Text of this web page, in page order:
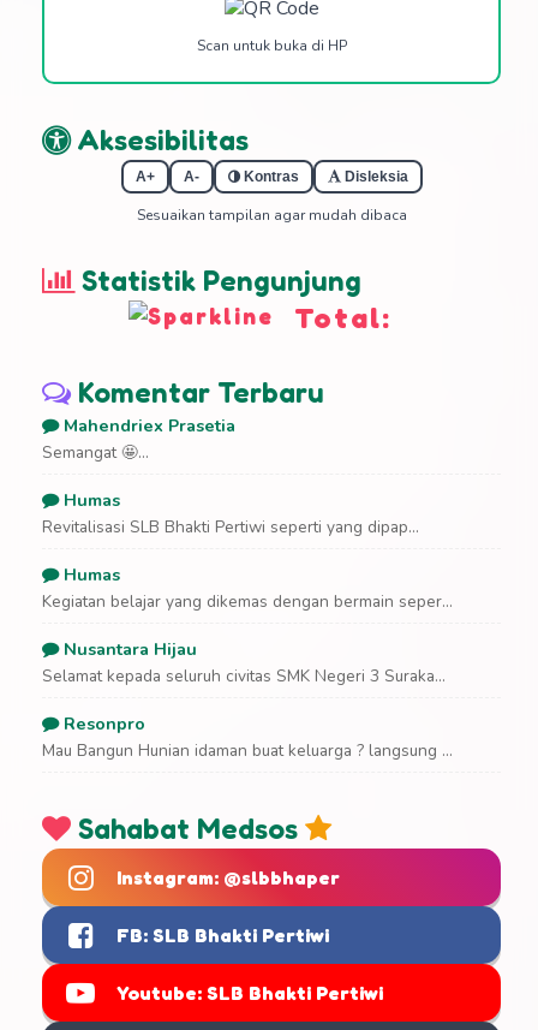
Scan untuk buka di HP
Aksesibilitas
A+ A- Kontras Disleksia
Sesuaikan tampilan agar mudah dibaca
Statistik Pengunjung
Total:
Komentar Terbaru
Mahendriex Prasetia
Semangat 🤩...
Humas
Revitalisasi SLB Bhakti Pertiwi seperti yang dipap...
Humas
Kegiatan belajar yang dikemas dengan bermain seper...
Nusantara Hijau
Selamat kepada seluruh civitas SMK Negeri 3 Suraka...
Resonpro
Mau Bangun Hunian idaman buat keluarga ? langsung ...
Sahabat Medsos
Instagram: @slbbhaper
FB: SLB Bhakti Pertiwi
Youtube: SLB Bhakti Pertiwi